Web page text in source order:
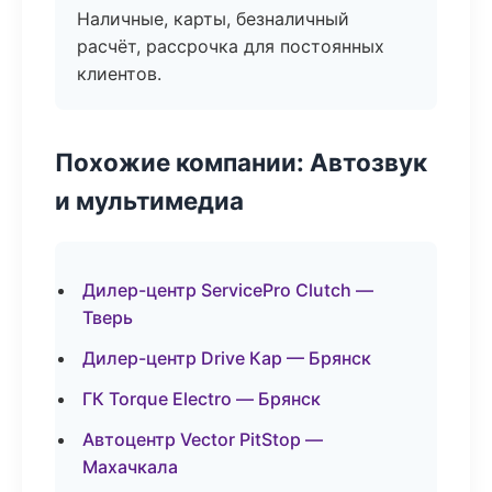
Наличные, карты, безналичный
расчёт, рассрочка для постоянных
клиентов.
Похожие компании: Автозвук
и мультимедиа
Дилер-центр ServicePro Clutch —
Тверь
Дилер-центр Drive Кар — Брянск
ГК Torque Electro — Брянск
Автоцентр Vector PitStop —
Махачкала